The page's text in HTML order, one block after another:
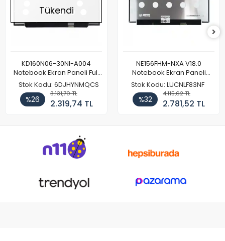
Tükendi
KD160N06-30NI-A004
Notebook Ekran Paneli Full
HD
Stok Kodu: 6DJHYNMQCS
%26
3.131,70 TL
2.319,74 TL
NE156FHM-NXA V18.0
Notebook Ekran Paneli
144Hz
Stok Kodu: LUCNLF83NF
%32
4.115,62 TL
2.781,52 TL